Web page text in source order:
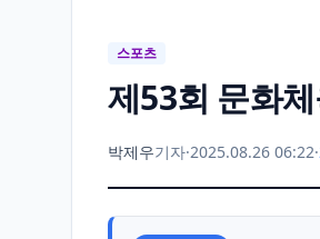
스포츠
제53회 문화
박제우기자·2025.08.26 06:22·